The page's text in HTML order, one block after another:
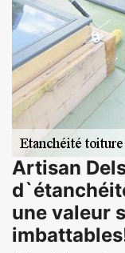
Artisan
une valeur